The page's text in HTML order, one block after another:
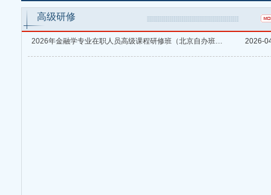
高级研修
2026年金融学专业在职人员高级课程研修班（北京自办班）招生简章 2026-